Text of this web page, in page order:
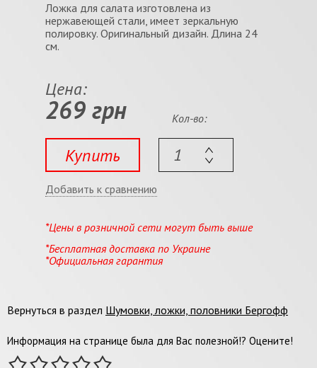
Ложка для салата изготовлена из
нержавеющей стали, имеет зеркальную
полировку. Оригинальный дизайн. Длина 24
см.
Цена:
269 грн
Купить
Кол-во:
Добавить к сравнению
*Цены в розничной сети могут быть выше
*Бесплатная доставка по Украине
*Официальная гарантия
Вернуться в раздел Шумовки, ложки, половники Бергофф
Информация на странице была для Вас полезной!? Оцените!